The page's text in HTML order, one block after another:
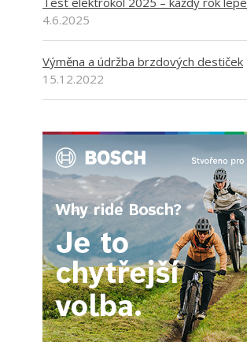
4.6.2025
Výměna a údržba brzdových destiček
15.12.2022